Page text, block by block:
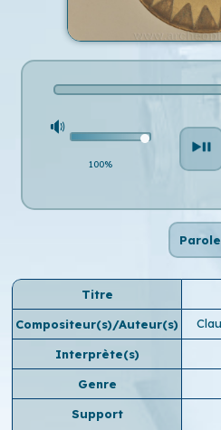
100%
Titre
Compositeur(s)/Auteur(s)
Interprète(s)
Genre
Support